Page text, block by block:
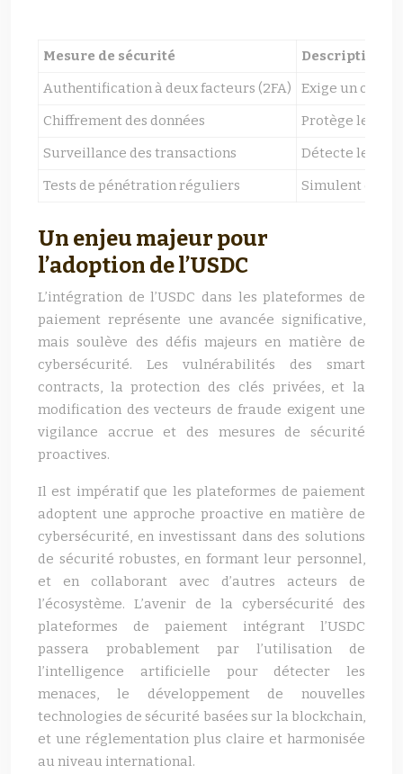
Mesure de sécurité
Description
Authentification à deux facteurs (2FA)
Exige un code
Chiffrement des données
Protège les
Surveillance des transactions
Détecte les
Tests de pénétration réguliers
Simulent des
Un enjeu majeur pour
l’adoption de l’USDC
L’intégration de l’USDC dans les plateformes de
paiement représente une avancée significative,
mais soulève des défis majeurs en matière de
cybersécurité. Les vulnérabilités des smart
contracts, la protection des clés privées, et la
modification des vecteurs de fraude exigent une
vigilance accrue et des mesures de sécurité
proactives.
Il est impératif que les plateformes de paiement
adoptent une approche proactive en matière de
cybersécurité, en investissant dans des solutions
de sécurité robustes, en formant leur personnel,
et en collaborant avec d’autres acteurs de
l’écosystème. L’avenir de la cybersécurité des
plateformes de paiement intégrant l’USDC
passera probablement par l’utilisation de
l’intelligence artificielle pour détecter les
menaces, le développement de nouvelles
technologies de sécurité basées sur la blockchain,
et une réglementation plus claire et harmonisée
au niveau international.